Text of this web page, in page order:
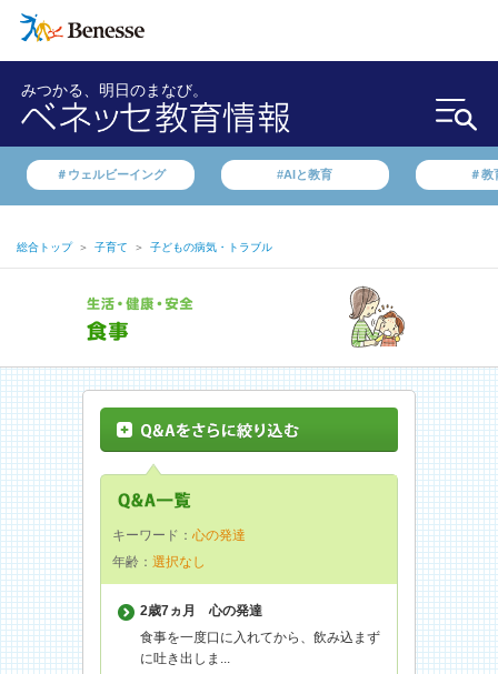
みつかる、明日のまなび。
＃ウェルビーイング #AIと教育 ＃教
総合トップ ＞ 子育て ＞ 子どもの病気・トラブル
キーワード： 心の発達
年齢： 選択なし
2歳7ヵ月
心の発達
食事を一度口に入れてから、飲み込まず
に吐き出しま...